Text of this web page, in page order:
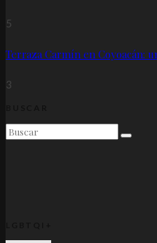
5
Terraza Carmín en Coyoacán:
3